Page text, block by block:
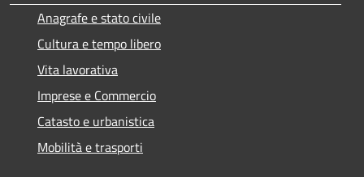
Anagrafe e stato civile
Cultura e tempo libero
Vita lavorativa
Imprese e Commercio
Catasto e urbanistica
Mobilità e trasporti